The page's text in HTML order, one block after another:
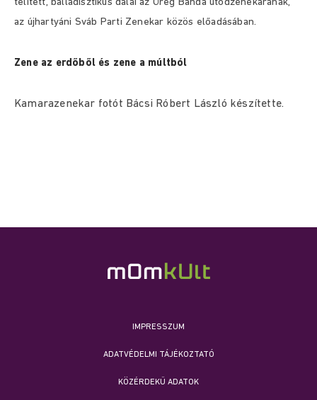
telített, balladisztikus dalai az Öreg Banda utódzenekarának,
az újhartyáni Sváb Parti Zenekar közös előadásában.
Zene az erdőből és zene a múltból
Kamarazenekar fotót Bácsi Róbert László készítette.
IMPRESSZUM
ADATVÉDELMI TÁJÉKOZTATÓ
KÖZÉRDEKŰ ADATOK